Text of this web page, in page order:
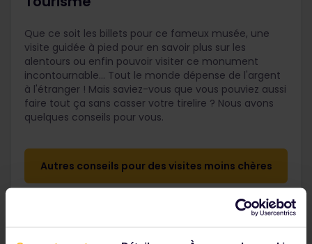
Que ce soit les billets pour ce fameux musée, une
visite guidée à pied pour en savoir plus sur les
alentours ou enfin pouvoir visiter ce monument
incontournable... Tout le monde dépense de l'argent
à l'étranger ! Mais saviez-vous que vous pouviez aussi
faire tout ça sans casser votre tirelire ? Nous avons
quelques conseils pour vous.
Autres conseils pour des visites moins chères